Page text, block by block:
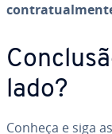
lado?
Conheça e siga